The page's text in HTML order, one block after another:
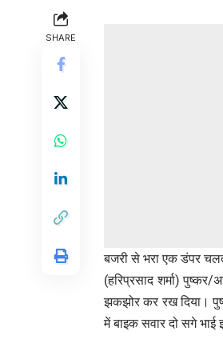
SHARE
बजरी से भरा एक डंपर
(हरिप्रसाद शर्मा)
झकझोर कर रख दिया।
में बाइक सवार दो सगे